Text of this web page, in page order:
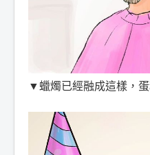
▼蠟燭已經融成這樣，